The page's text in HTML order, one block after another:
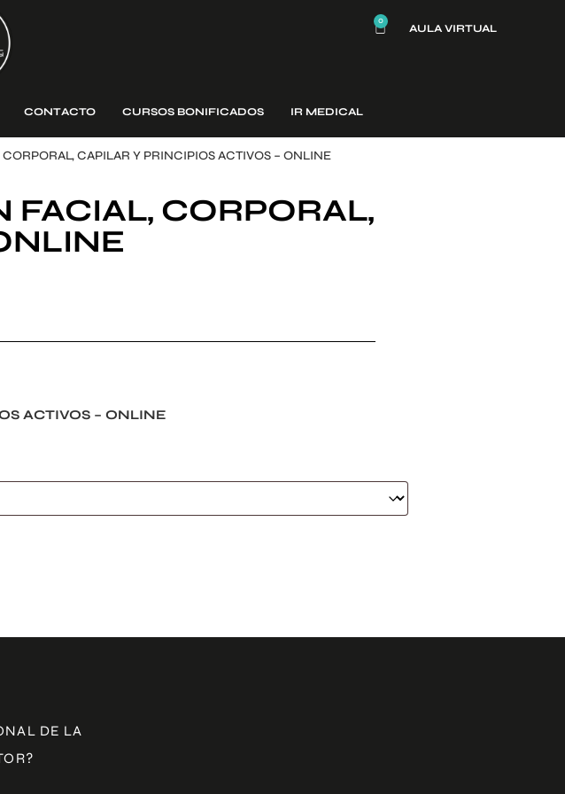
0
AULA VIRTUAL
CONTACTO CURSOS BONIFICADOS IR MEDICAL
CAPILAR Y PRINCIPIOS ACTIVOS – ONLINE
CORPORAL,
ACTIVOS – ONLINE
DE LA